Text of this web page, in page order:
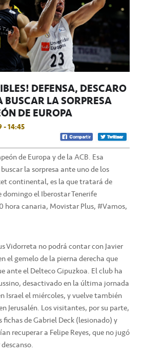
DEFENSA, DESCARO
LA SORPRESA
DE EUROPA
- 14:45
de Europa y de la ACB. Esa
la sorpresa ante uno de los
continental, es la que tratará de
el Iberostar Tenerife
hora canaria, Movistar Plus, #Vamos,
Vidorreta no podrá contar con Javier
el gemelo de la pierna derecha que
ante el Delteco Gipuzkoa. El club ha
desactivado en la última jornada
Israel el miércoles, y vuelve también
Jerusalén. Los visitantes, por su parte,
de Gabriel Deck (lesionado) y
recuperar a Felipe Reyes, que no jugó